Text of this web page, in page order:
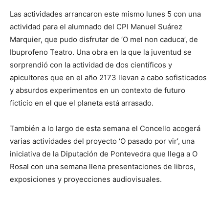
Las actividades arrancaron este mismo lunes 5 con una
actividad para el alumnado del CPI Manuel Suárez
Marquier, que pudo disfrutar de ‘O mel non caduca’, de
Ibuprofeno Teatro. Una obra en la que la juventud se
sorprendió con la actividad de dos científicos y
apicultores que en el año 2173 llevan a cabo sofisticados
y absurdos experimentos en un contexto de futuro
ficticio en el que el planeta está arrasado.
También a lo largo de esta semana el Concello acogerá
varias actividades del proyecto ‘O pasado por vir’, una
iniciativa de la Diputación de Pontevedra que llega a O
Rosal con una semana llena presentaciones de libros,
exposiciones y proyecciones audiovisuales.